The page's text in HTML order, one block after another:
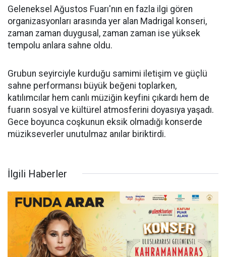
Geleneksel Ağustos Fuarı'nın en fazla ilgi gören
organizasyonları arasında yer alan Madrigal konseri,
zaman zaman duygusal, zaman zaman ise yüksek
tempolu anlara sahne oldu.
Grubun seyirciyle kurduğu samimi iletişim ve güçlü
sahne performansı büyük beğeni toplarken,
katılımcılar hem canlı müziğin keyfini çıkardı hem de
fuarın sosyal ve kültürel atmosferini doyasıya yaşadı.
Gece boyunca coşkunun eksik olmadığı konserde
müzikseverler unutulmaz anılar biriktirdi.
İlgili Haberler